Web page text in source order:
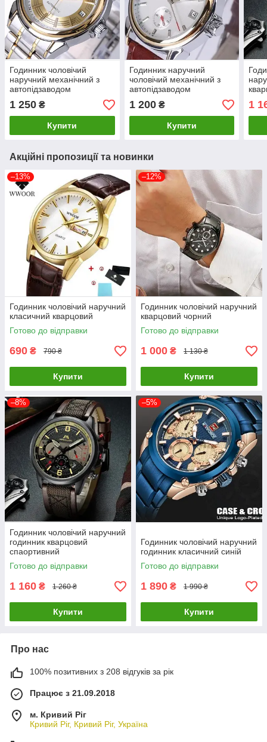
Годинник чоловічий
наручний механічний з
автопідзаводом
1 250 ₴
Купити
Годинник наручний
чоловічий механічний з
автопідзаводом
1 200₴
Купити
1
Акційні пропозиції та новинки
–13%
Годинник чоловічий наручний
класичний кварцовий
Готово до відправки
690 ₴ 790 ₴
Купити
–12%
Годинник чоловічий наручний
кварцовий чорний
Готово до відправки
1 000 ₴ 1 130 ₴
Купити
–8%
Годинник чоловічий наручний
годинник кварцовий
спаортивний
Готово до відправки
1 160 ₴ 1 260 ₴
Купити
–5%
Годинник чоловічий наручний
годинник класичний синій
Готово до відправки
1 890 ₴ 1 990 ₴
Купити
Про нас
100% позитивних з 208 відгуків за рік
Працює з 21.09.2018
м. Кривий Ріг
Кривий Ріг, Кривий Ріг, Україна